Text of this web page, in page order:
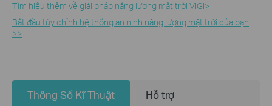
Tìm hiểu thêm về giải pháp năng lượng mặt trời VIGI>​
Bắt đầu tùy chỉnh hệ thống an ninh năng lượng mặt trời của bạn
>>
Thông Số Kĩ Thuật Hỗ trợ